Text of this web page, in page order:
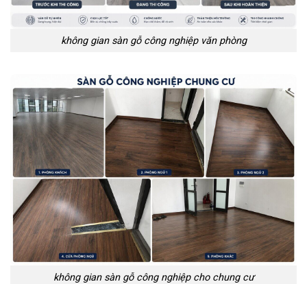
không gian sàn gỗ công nghiệp văn phòng
không gian sàn gỗ công nghiệp cho chung cư